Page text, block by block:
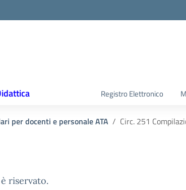
Registro Elettronico
per docenti e personale ATA Circ. 251
riservato.